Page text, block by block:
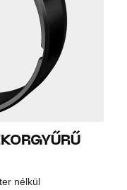
nélkül